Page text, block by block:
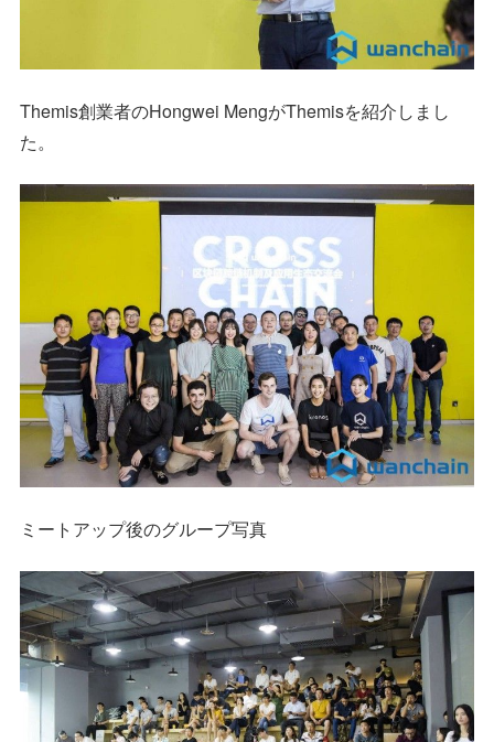
Themis創業者のHongwei MengがThemisを紹介しまし
た。
ミートアップ後のグループ写真